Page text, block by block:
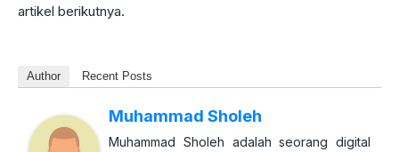
artikel berikutnya.
Author Recent Posts
Muhammad Sholeh
Muhammad Sholeh adalah seorang digital